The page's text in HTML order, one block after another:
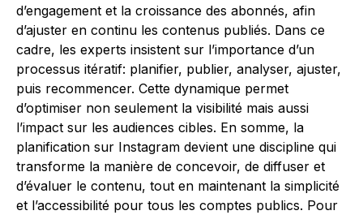
d’engagement et la croissance des abonnés, afin
d’ajuster en continu les contenus publiés. Dans ce
cadre, les experts insistent sur l’importance d’un
processus itératif: planifier, publier, analyser, ajuster,
puis recommencer. Cette dynamique permet
d’optimiser non seulement la visibilité mais aussi
l’impact sur les audiences cibles. En somme, la
planification sur Instagram devient une discipline qui
transforme la manière de concevoir, de diffuser et
d’évaluer le contenu, tout en maintenant la simplicité
et l’accessibilité pour tous les comptes publics. Pour